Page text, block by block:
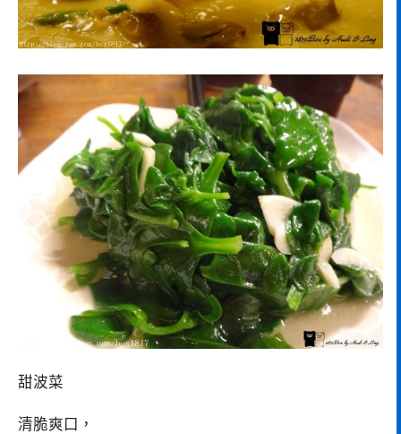
甜波菜
清脆爽口，